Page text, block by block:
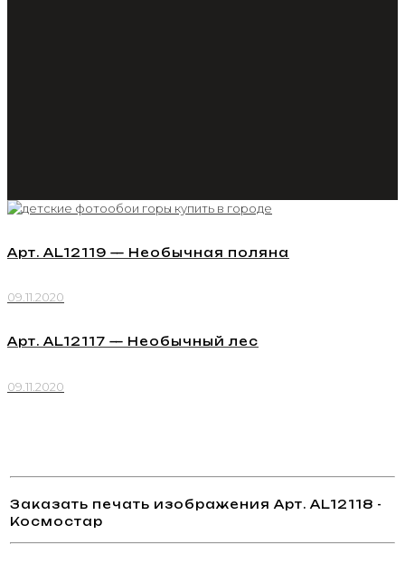
Арт. AL12119 — Необычная поляна
09.11.2020
Арт. AL12117 — Необычный лес
09.11.2020
Заказать печать изображения Арт. AL12118 -
Космостар